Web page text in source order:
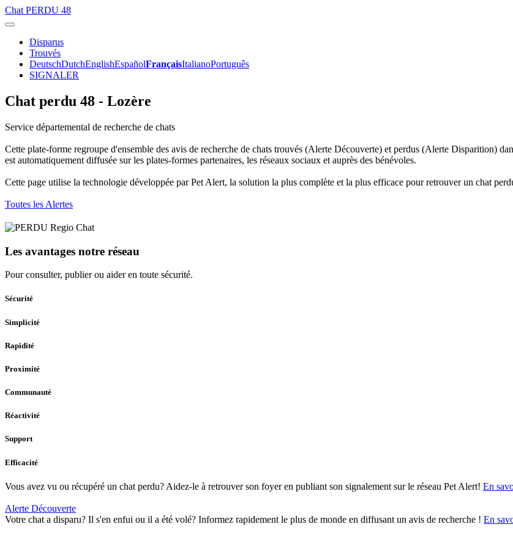
Chat PERDU 48
Disparus
Trouvés
DeutschDutchEnglishEspañolFrançaisItalianoPortuguês
SIGNALER
Chat perdu 48 - Lozère
Service départemental de recherche de chats
Cette plate-forme regroupe d'ensemble des avis de recherche de chats trouvés (Alerte Découverte) et perdus (Alerte Disparition)
est automatiquement diffusée sur les plates-formes partenaires, les réseaux sociaux et auprès des bénévoles.
Cette page utilise la technologie développée par Pet Alert, la solution la plus complète et la plus efficace pour retrouver un chat
Toutes les Alertes
Les avantages notre réseau
Pour consulter, publier ou aider en toute sécurité.
Sécurité
Simplicité
Rapidité
Proximité
Communauté
Réactivité
Support
Efficacité
Vous avez vu ou récupéré un chat perdu? Aidez-le à retrouver son foyer en publiant son signalement sur le réseau Pet Alert! En
Alerte Découverte
Votre chat a disparu? Il s'en enfui ou il a été volé? Informez rapidement le plus de monde en diffusant un avis de recherche ! En